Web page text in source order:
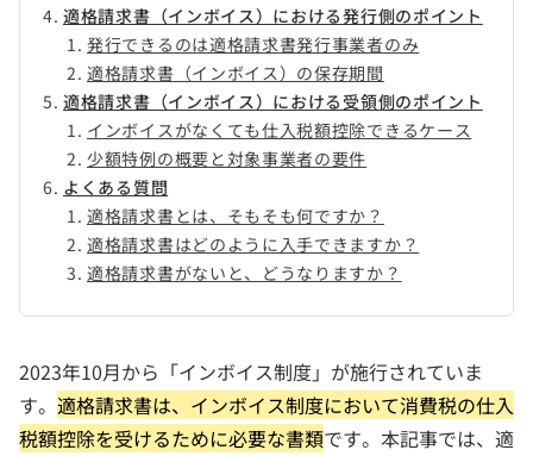
適格請求書（インボイス）における発行側のポイント
発行できるのは適格請求書発行事業者のみ
適格請求書（インボイス）の保存期間
適格請求書（インボイス）における受領側のポイント
インボイスがなくても仕入税額控除できるケース
少額特例の概要と対象事業者の要件
よくある質問
適格請求書とは、そもそも何ですか？
適格請求書はどのように入手できますか？
適格請求書がないと、どうなりますか？
2023年10月から「インボイス制度」が施行されていま
す。 適格請求書は、インボイス制度において消費税の仕入
税額控除を受けるために必要な書類です。本記事では、適